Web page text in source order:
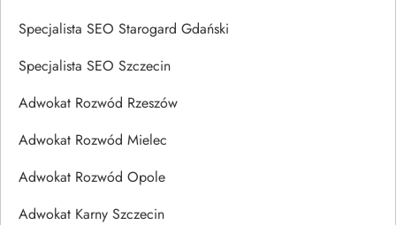
Specjalista SEO Starogard Gdański
Specjalista SEO Szczecin
Adwokat Rozwód Rzeszów
Adwokat Rozwód Mielec
Adwokat Rozwód Opole
Adwokat Karny Szczecin